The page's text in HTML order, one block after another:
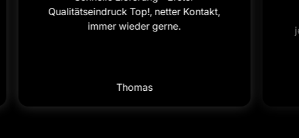
Qualitätseindruck Top!, netter Kontakt,
immer wieder gerne.
Thomas